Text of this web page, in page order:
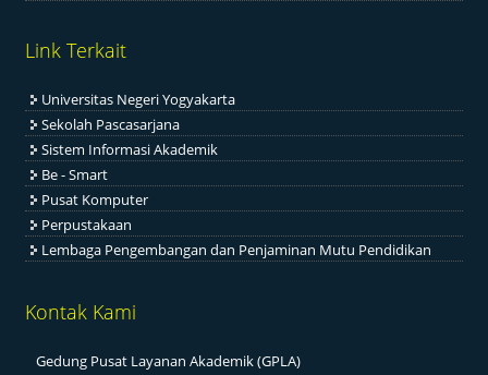
Link Terkait
Universitas Negeri Yogyakarta
Sekolah Pascasarjana
Sistem Informasi Akademik
Be - Smart
Pusat Komputer
Perpustakaan
Lembaga Pengembangan dan Penjaminan Mutu Pendidikan
Kontak Kami
Gedung Pusat Layanan Akademik (GPLA)